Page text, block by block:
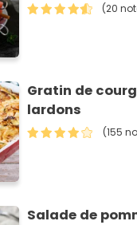
(20
Gratin de
lardons
(155
Salade de